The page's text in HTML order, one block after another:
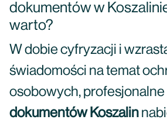
dokumentów w
warto?
W dobie cyfryzacji i
świadomości na temat
osobowych, profesjonalne
dokumentów Koszalin